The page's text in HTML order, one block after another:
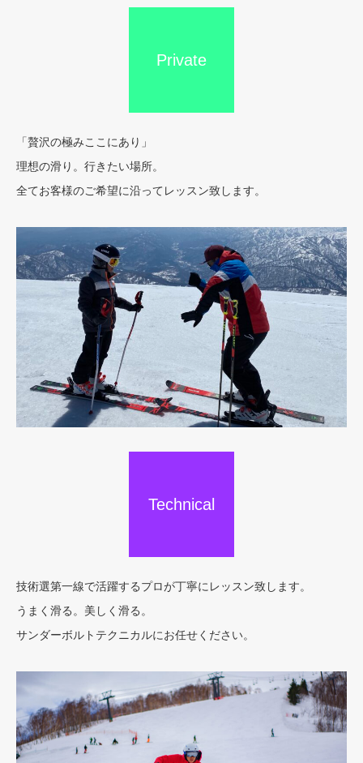
Racing
Private
「贅沢の極みここにあり」
理想の滑り。行きたい場所。
全てお客様のご希望に沿ってレッスン致します。
Private
Technical
技術選第一線で活躍するプロが丁寧にレッスン致します。
うまく滑る。美しく滑る。
サンダーボルトテクニカルにお任せください。